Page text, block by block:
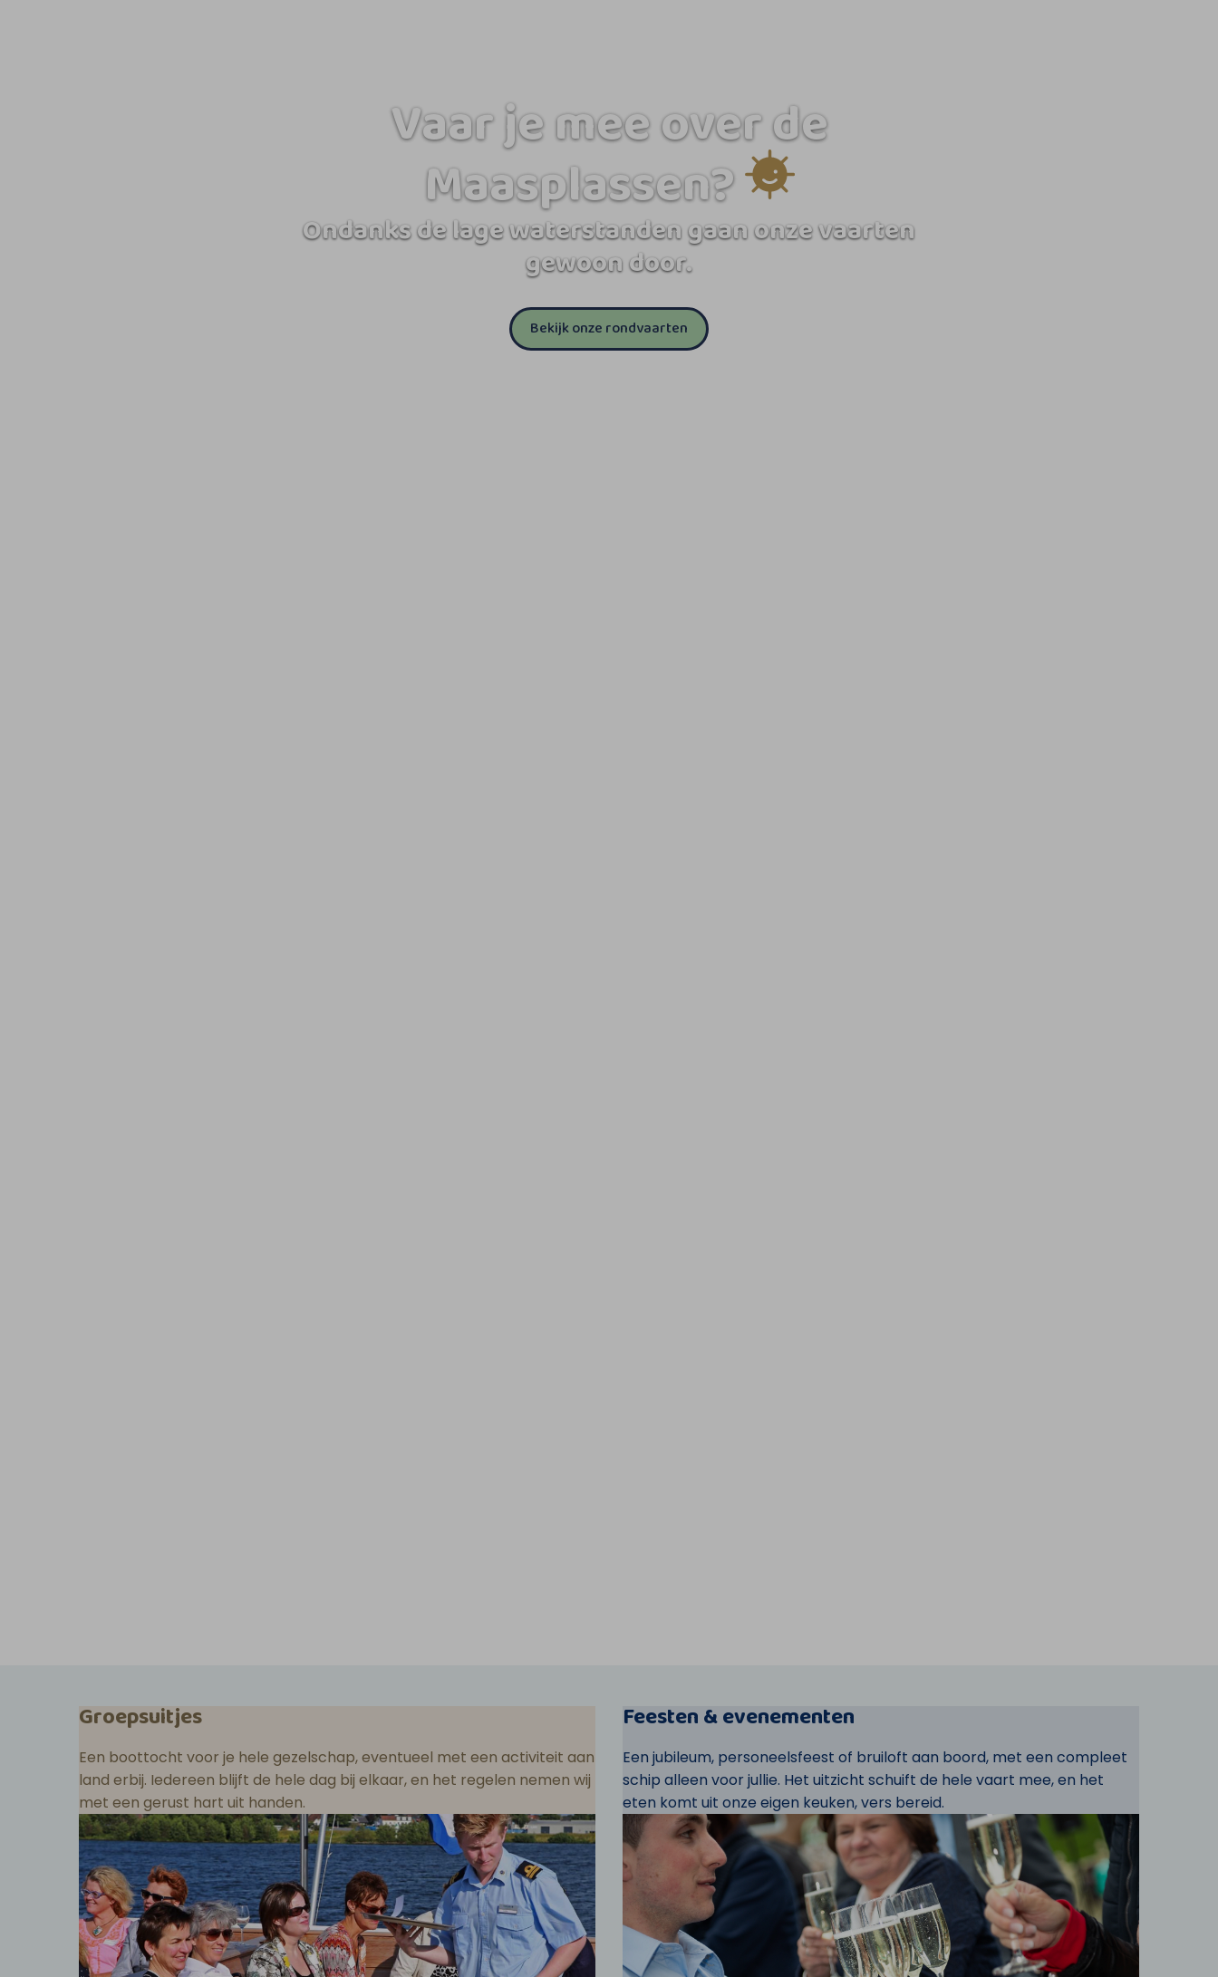
Vaar je mee over de
Maasplassen?
Ondanks de lage waterstanden gaan onze vaarten
gewoon door.
Bekijk onze rondvaarten
Groepsuitjes
Een boottocht voor je hele gezelschap, eventueel met een activiteit aan
land erbij. Iedereen blijft de hele dag bij elkaar, en het regelen nemen wij
met een gerust hart uit handen.
Feesten & evenementen
Een jubileum, personeelsfeest of bruiloft aan boord, met een compleet
schip alleen voor jullie. Het uitzicht schuift de hele vaart mee, en het
eten komt uit onze eigen keuken, vers bereid.